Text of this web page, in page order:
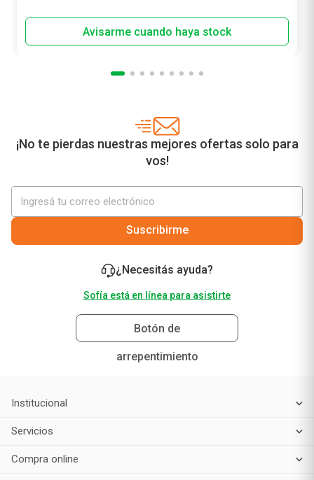
¡No te pierdas nuestras mejores ofertas solo para
vos!
Suscribirme
¿Necesitás ayuda?
Sofía está en línea para asistirte
Botón de
arrepentimiento
Institucional
Servicios
Compra online